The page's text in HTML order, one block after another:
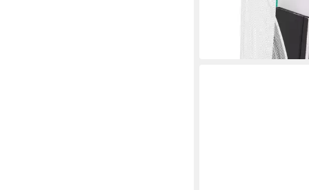
in 2-3 Werktagen bei dir